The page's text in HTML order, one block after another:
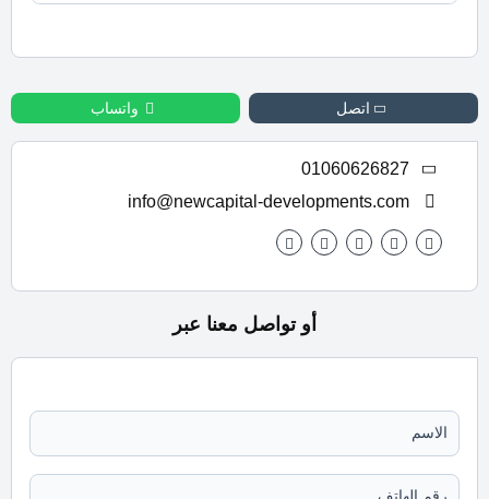
اتصل واتساب
01060626827
info@newcapital-developments.com
أو تواصل معنا عبر